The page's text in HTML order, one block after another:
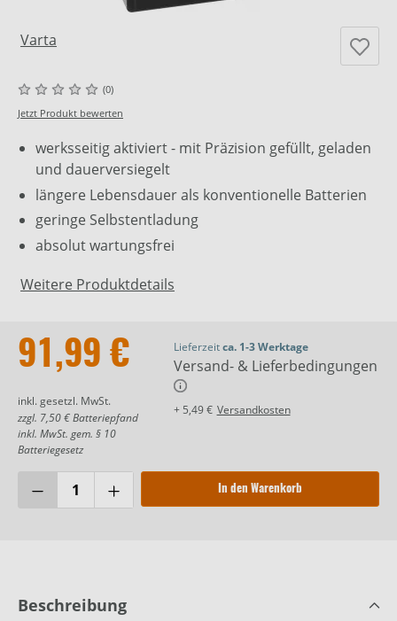
Varta
(0)
Jetzt Produkt bewerten
werksseitig aktiviert - mit Präzision gefüllt, geladen
und dauerversiegelt
längere Lebensdauer als konventionelle Batterien
geringe Selbstentladung
absolut wartungsfrei
Weitere Produktdetails
91,99 €
inkl. gesetzl. MwSt.
zzgl. 7,50 € Batteriepfand
inkl. MwSt. gem. § 10
Batteriegesetz
Lieferzeitca. 1-3 Werktage
Versand- & Lieferbedingungen
+ 5,49 € Versandkosten
In den Warenkorb
Beschreibung